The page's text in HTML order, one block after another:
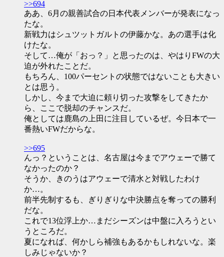
>>694
ああ、6月の親善試合の日本代表メンバーが発表になっ
たな。
新戦力はシュツットガルトの伊藤かな。あの選手は化
けたな。
そして…俺が「おっ？」と思ったのは、やはりFWの大
迫が外れたことだ。
もちろん、100パーセントの状態ではないことも大きい
とは思う。
しかし、今まで大迫に頼り切った攻撃をしてきたか
ら、ここで脱却のチャンスだ。
俺としては鹿島の上田に注目しているぜ。今日本で一
番熱いFWだからな。
>>695
んっ？ということは、名古屋は今までアウェーで勝て
なかったのか？
そうか、きのうはアウェーで清水と対戦したわけ
か…。
前半先制するも、ぎりぎりな中決勝点を奪っての勝利
だな。
これで13位浮上か…まだシーズンは中盤に入ろうとい
うところだ。
夏になれば、何かしら補強もあるかもしれないな。楽
しみじゃないか？